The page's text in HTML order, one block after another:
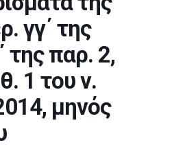
γγ΄ της
της παρ. 2,
1 του ν.
μηνός